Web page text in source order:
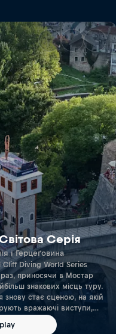
World
Серія
і Герцеґовина
Cliff Diving World Series
приносячи в Мостар
знакових місць туру.
знову стає сценою, на якій
вражаючі виступи,
водами річки